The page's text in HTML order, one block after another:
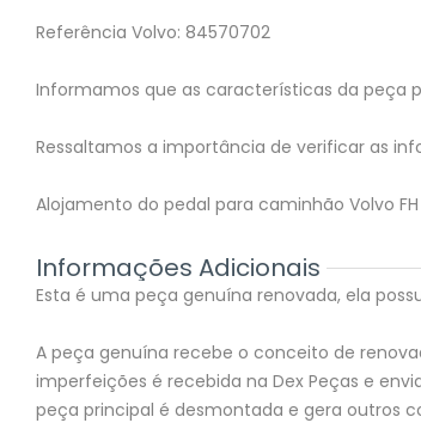
Referência Volvo: 84570702
Informamos que as características da peça
Ressaltamos a importância de verificar as
Alojamento do pedal para caminhão Volvo
Informações Adicionais
Esta é uma peça genuína renovada, ela
A peça genuína recebe o conceito de
imperfeições é recebida na Dex Peças e
peça principal é desmontada e gera outros